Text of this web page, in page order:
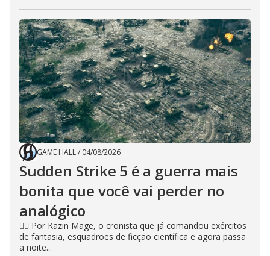
GAME HALL/ 04/08/2026
Sudden Strike 5 é a guerra mais
bonita que você vai perder no
analógico
🧙‍♂️ Por Kazin Mage, o cronista que já comandou exércitos
de fantasia, esquadrões de ficção científica e agora passa
a noite...